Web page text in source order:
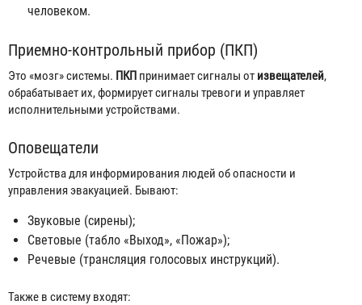
человеком.
Приемно-контрольный прибор (ПКП)
Это «мозг» системы. ПКП принимает сигналы от извещателей,
обрабатывает их, формирует сигналы тревоги и управляет
исполнительными устройствами.
Оповещатели
Устройства для информирования людей об опасности и
управления эвакуацией. Бывают:
Звуковые (сирены);
Световые (табло «Выход», «Пожар»);
Речевые (трансляция голосовых инструкций).
Также в систему входят: